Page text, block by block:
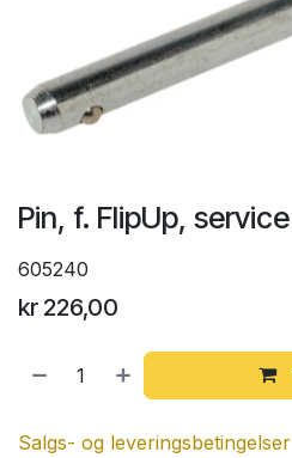
Pin, f. FlipUp, service
605240
kr 226,00
Salgs- og leveringsbetingelser